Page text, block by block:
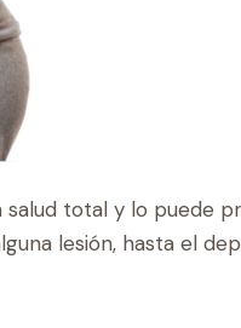
total y lo puede
lesión, hasta el